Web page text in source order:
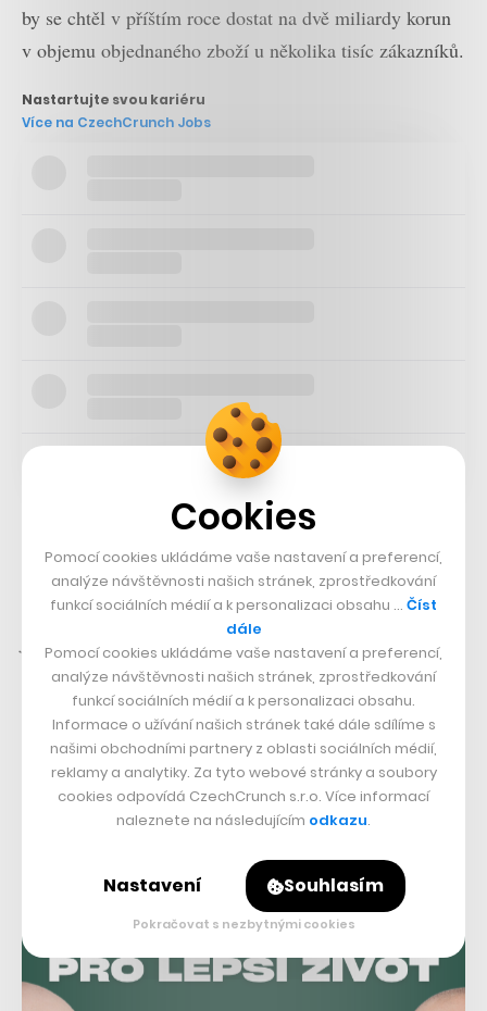
by se chtěl v příštím roce dostat na dvě miliardy korun
v objemu objednaného zboží u několika tisíc zákazníků.
Nastartujte svou kariéru
Více na CzechCrunch Jobs
kapitál, ale také know-how a možné synergie s dalšími
gastronomickými projekty.„Chceme být za Miton nejen
finančním, ale také strategickým investorem. Propozice
Ugetu doplňuje naše další projekty,kterými jsou
Grason a Qerko, a uzavírá tak pomyslné kolečko od
dodavatele surovin až po hosta v restauraci,“
komentuje novou investici partner Mitonu Milan
Zemánek.
Cookies
Pomocí cookies ukládáme vaše nastavení a preferencí,
analýze návštěvnosti našich stránek, zprostředkování
funkcí sociálních médií a k personalizaci obsahu … Číst
dále
Pomocí cookies ukládáme vaše nastavení a preferencí,
analýze návštěvnosti našich stránek, zprostředkování
funkcí sociálních médií a k personalizaci obsahu.
Informace o užívání našich stránek také dále sdílíme s
našimi obchodními partnery z oblasti sociálních médií,
reklamy a analytiky. Za tyto webové stránky a soubory
cookies odpovídá CzechCrunch s.r.o. Více informací
naleznete na následujícím odkazu.
Nastavení Souhlasím
Pokračovat s nezbytnými cookies